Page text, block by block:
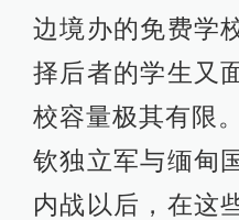
边境办的免费学
择后者的学生又
校容量极其有限
钦独立军与缅甸
内战以后，在这